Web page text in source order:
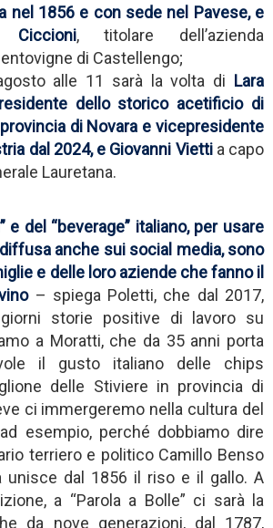
nel 1856 e con sede nel Pavese, e
Ciccioni, titolare dell’azienda
di Castellengo;
alle 11 sarà la volta di Lara
dello storico acetificio di
di Novara e vicepresidente
dal 2024, e Giovanni Vietti a capo
Lauretana.
e del “beverage” italiano, per usare
anche sui social media, sono
e delle loro aziende che fanno il
– spiega Poletti, che dal 2017,
storie positive di lavoro su
a Moratti, che da 35 anni porta
il gusto italiano delle chips
delle Stiviere in provincia di
ci immergeremo nella cultura del
esempio, perché dobbiamo dire
terriero e politico Camillo Benso
unisce dal 1856 il riso e il gallo. A
a “Parola a Bolle” ci sarà la
da nove generazioni, dal 1787,